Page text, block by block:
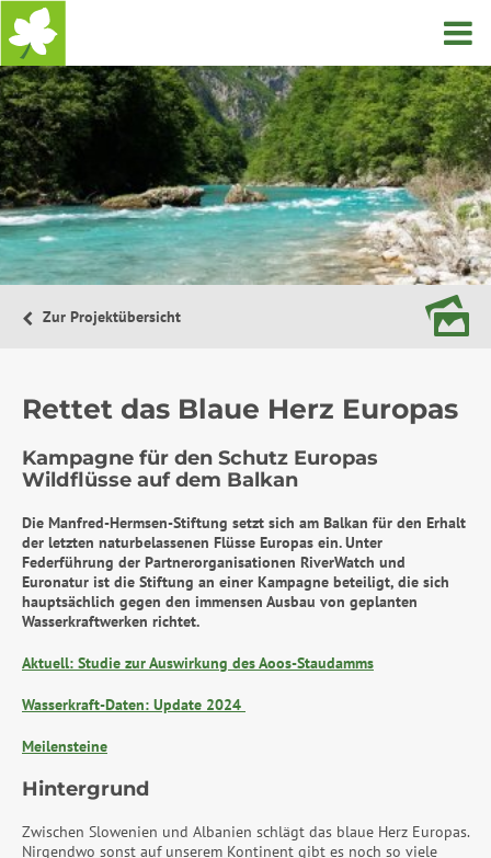
Startseite
Zur Projektübersicht
Rettet das Blaue Herz Europas
Kampagne für den Schutz Europas
Wildflüsse auf dem Balkan
Die Manfred-Hermsen-Stiftung setzt sich am Balkan für den Erhalt
der letzten naturbelassenen Flüsse Europas ein. Unter
Federführung der Partnerorganisationen RiverWatch und
Euronatur ist die Stiftung an einer Kampagne beteiligt, die sich
hauptsächlich gegen den immensen Ausbau von geplanten
Wasserkraftwerken richtet.
Aktuell: Studie zur Auswirkung des Aoos-Staudamms
Wasserkraft-Daten: Update 2024
Meilensteine
Hintergrund
Zwischen Slowenien und Albanien schlägt das blaue Herz Europas.
Nirgendwo sonst auf unserem Kontinent gibt es noch so viele